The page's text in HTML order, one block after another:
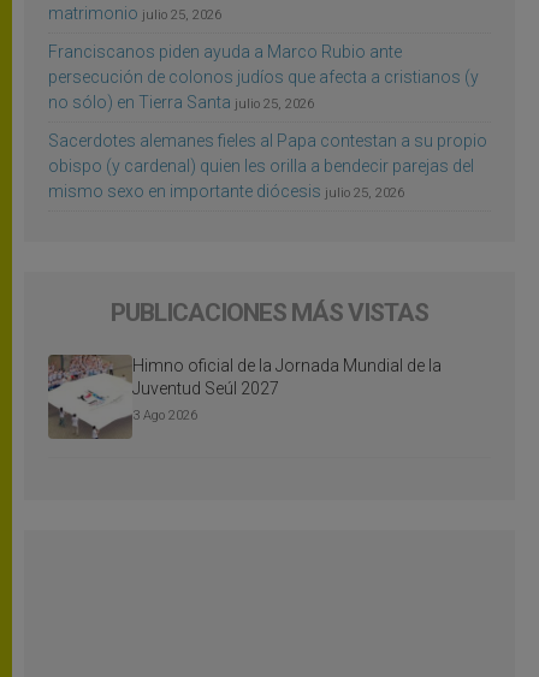
matrimonio julio 25, 2026
Franciscanos piden ayuda a Marco Rubio ante
persecución de colonos judíos que afecta a cristianos (y
no sólo) en Tierra Santa julio 25, 2026
Sacerdotes alemanes fieles al Papa contestan a su propio
obispo (y cardenal) quien les orilla a bendecir parejas del
mismo sexo en importante diócesis julio 25, 2026
PUBLICACIONES MÁS VISTAS
Himno oficial de la Jornada Mundial de la
Juventud Seúl 2027
3 Ago 2026